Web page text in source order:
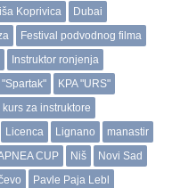
Koprivica
Dubai
Festival podvodnog filma
Instruktor ronjenja
"Spartak"
KPA "URS"
kurs za instruktore
Licenca Lignano
manastir
CUP Niš
Novi Sad
Pavle Paja Lebl